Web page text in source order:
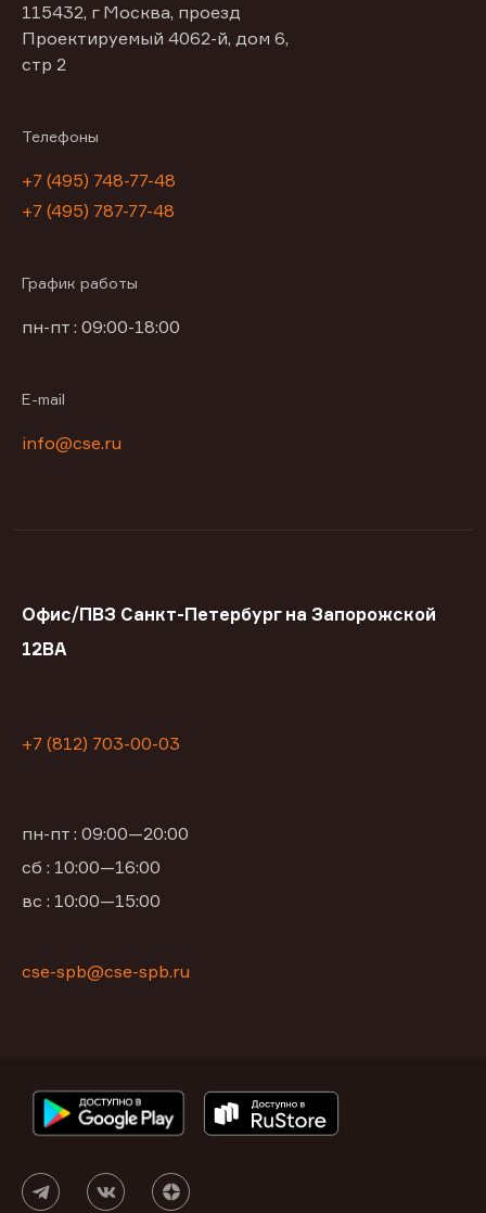
115432, г Москва, проезд
Проектируемый 4062-й, дом 6,
стр 2
Телефоны
+7 (495) 748-77-48
+7 (495) 787-77-48
График работы
пн-пт : 09:00-18:00
E-mail
info@cse.ru
Офис/ПВЗ Санкт-Петербург на Запорожской
12ВА
+7 (812) 703-00-03
пн-пт : 09:00—20:00
сб : 10:00—16:00
вс : 10:00—15:00
cse-spb@cse-spb.ru